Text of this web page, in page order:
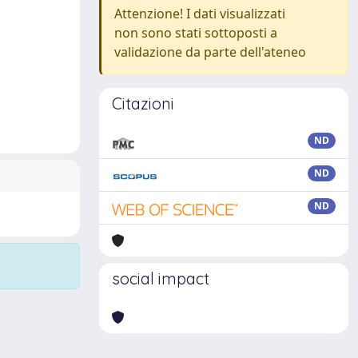
Attenzione! I dati visualizzati
non sono stati sottoposti a
validazione da parte dell'ateneo
Citazioni
ND
ND
ND
social impact